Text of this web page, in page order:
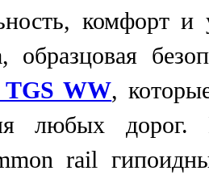
комфорт
образцовая
WW,
любых
rail